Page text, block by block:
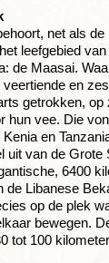
net als de
leefgebied
de Maasai.
en
getrokken, op
hun vee. Die
en
uit van de Grote
6400
de Libanese
op de plek
bewegen.
tot 100